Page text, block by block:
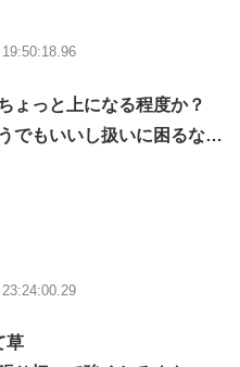
ょっと上になる程度か？
でもいいし扱いに困るな…
草